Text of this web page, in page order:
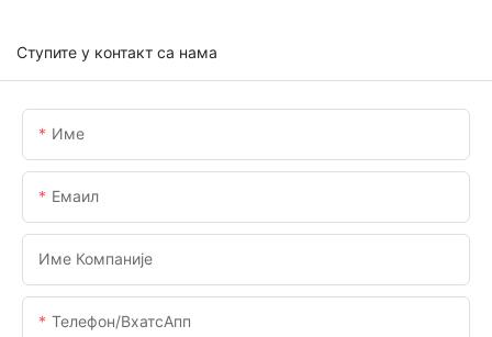
Ступите у контакт са нама
Име
Емаил
Име Компаније
Телефон/ВхатсАпп